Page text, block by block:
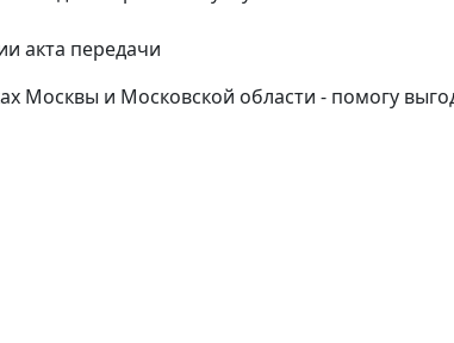
акта передачи
Москвы и Московской области - помогу